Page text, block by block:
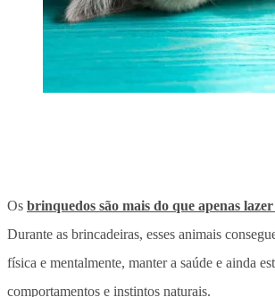
Os brinquedos são mais do que apenas
Durante as brincadeiras, esses animais
física e mentalmente, manter a saúde e ainda
comportamentos e instintos naturais.